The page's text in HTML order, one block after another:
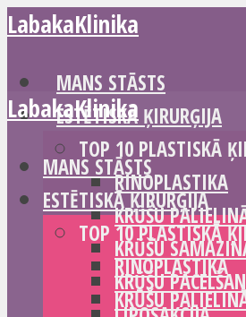
LabakaKlinika
MANS STĀSTS
ESTĒTISKĀ ĶIRURĢIJA
TOP 10 PLASTISKĀ
RINOPLASTIKA
KRŪŠU
KRŪŠU
KRŪŠU
LabakaKlinika
MANS STĀSTS
ESTĒTISKĀ ĶIRURĢIJA
TOP 10 PLASTISKĀ
RINOPLASTIKA
KRŪŠU